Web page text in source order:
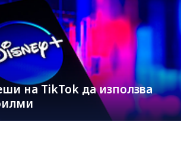
на TikTok да използва